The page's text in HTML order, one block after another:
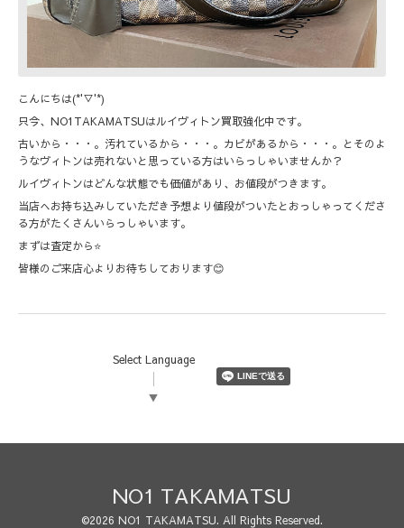
こんにちは(*'▽'*)
只今、NO1TAKAMATSUはルイヴィトン買取強化中です。
古いから・・・。汚れているから・・・。カビがあるから・・・。とそのよ
うなヴィトンは売れないと思っている方はいらっしゃいませんか？
ルイヴィトンはどんな状態でも価値があり、お値段がつきます。
当店へお持ち込みしていただき予想より値段がついたとおっしゃってくださ
る方がたくさんいらっしゃいます。
まずは査定から⭐️
皆様のご来店心よりお待ちしております😊
Select Language
▼
NO1 TAKAMATSU
©2026 NO1 TAKAMATSU. All Rights Reserved.